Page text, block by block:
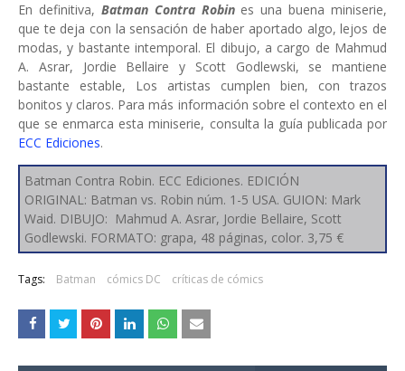
En definitiva, Batman Contra Robines una buena miniserie,
que te deja con la sensación de haber aportado algo, lejos de
modas, y bastante intemporal. El dibujo, a cargo de Mahmud
A. Asrar, Jordie Bellaire y Scott Godlewski, se mantiene
bastante estable, Los artistas cumplen bien, con trazos
bonitos y claros. Para más información sobre el contexto en el
que se enmarca esta miniserie, consulta la guía publicada por
ECC Ediciones.
Batman Contra Robin. ECC Ediciones. EDICIÓN
ORIGINAL: Batman vs. Robin núm. 1-5 USA. GUION: Mark
Waid. DIBUJO: Mahmud A. Asrar, Jordie Bellaire, Scott
Godlewski. FORMATO: grapa, 48 páginas, color. 3,75 €
Tags: Batman cómics DC críticas de cómics